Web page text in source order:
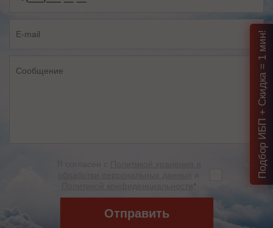
Отправить
Подбор ИБП + Скидка = 1 мин!